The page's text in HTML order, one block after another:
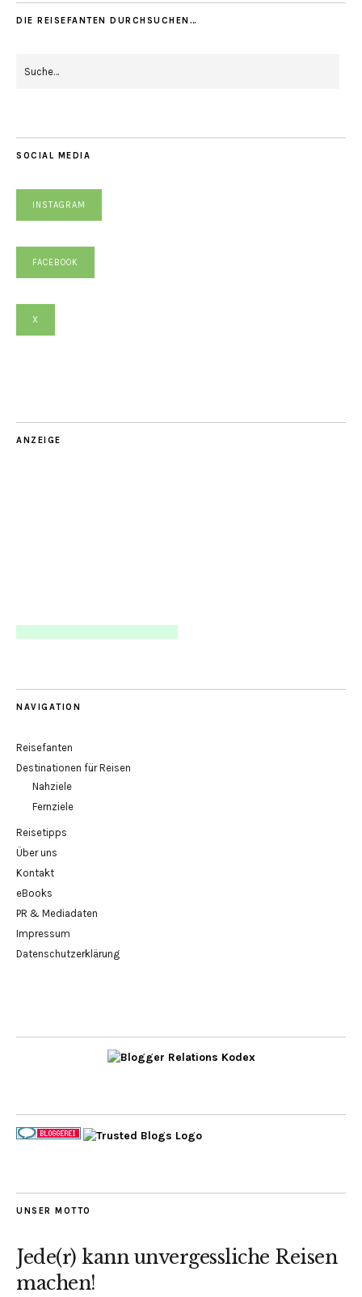
DIE REISEFANTEN DURCHSUCHEN…
SOCIAL MEDIA
INSTAGRAM
FACEBOOK
X
ANZEIGE
NAVIGATION
Reisefanten
Destinationen für Reisen
Nahziele
Fernziele
Reisetipps
Über uns
Kontakt
eBooks
PR & Mediadaten
Impressum
Datenschutzerklärung
UNSER MOTTO
Jede(r) kann unvergessliche Reisen
machen!